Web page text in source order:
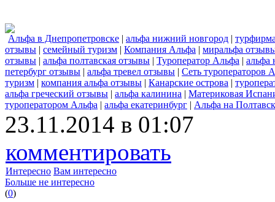
Альфа в Днепропетровске | альфа нижний новгород |
отзывы | семейный туризм | Компания Альфа | миральфа
отзывы | альфа полтавская отзывы | Туроператор Альфа | альфа
петербург отзывы | альфа тревел отзывы | Сеть туроператоров
туризм | компания альфа отзывы | Канарские острова |
альфа греческий отзывы | альфа калинина | Материковая
туроператором Альфа | альфа екатеринбург | Альфа на
23.11.2014 в 01:07
комментировать
Интересно Вам интересно
Больше не интересно
(0)